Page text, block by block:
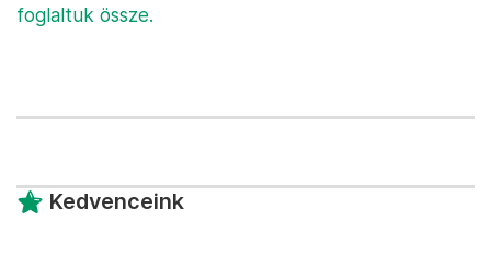
foglaltuk össze.
Kedvenceink